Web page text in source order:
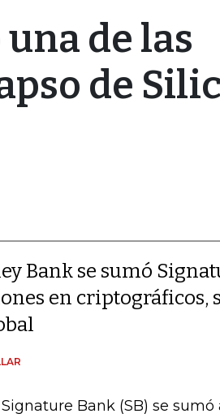
de las
de
Bank se sumó
en
Bank (SB) se